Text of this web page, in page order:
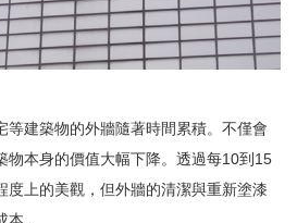
等建築物的外牆隨著時間累積。不僅會
物本身的價值大幅下降。透過每10到15
度上的美觀，但外牆的清潔與重新塗漆